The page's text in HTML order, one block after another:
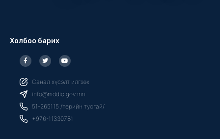
Холбоо барих
F
a
c
b
o
o
k
f
T
w
i
t
r
Y
o
u
u
e
Санал хүсэлт илгээх
info@mddic.gov.mn
51-265115 /төрийн тусгай/
+976-11330781